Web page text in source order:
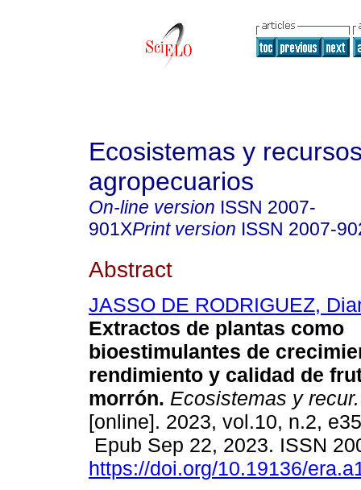
Ecosistemas y
agropecuarios
On-line version ISSN 2007-
901XPrint version ISSN 2007-
Abstract
JASSO DE RODRIGUEZ,
Extractos de plantas como
bioestimulantes de
rendimiento y calidad de
morrón. Ecosistemas y
[online]. 2023, vol.10, n.2,
Epub Sep 22, 2023. ISSN
https://doi.org/10.19136/